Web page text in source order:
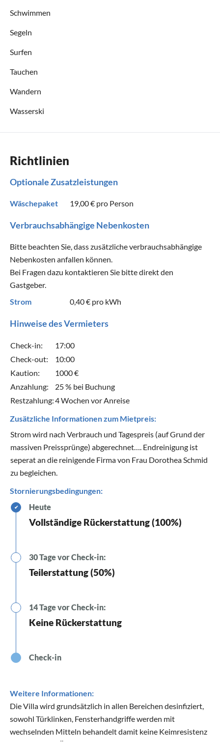
Schwimmen
Segeln
Surfen
Tauchen
Wandern
Wasserski
Richtlinien
Optionale Zusatzleistungen
Wäschepaket 19,00 € pro Person
Verbrauchsabhängige Nebenkosten
Bitte beachten Sie, dass zusätzliche verbrauchsabhängige
Nebenkosten anfallen können.
Bei Fragen dazu kontaktieren Sie bitte direkt den
Gastgeber.
Strom
0,40 € pro kWh
Hinweise des Vermieters
Check-in:
17:00
Check-out:
10:00
Kaution:
1000 €
Anzahlung:
25 % bei Buchung
Restzahlung:4 Wochen vor Anreise
Zusätzliche Informationen zum Mietpreis:
Strom wird nach Verbrauch und Tagespreis (auf Grund der
massiven Preissprünge) abgerechnet…. Endreinigung ist
seperat an die reinigende Firma von Frau Dorothea Schmid
zu begleichen.
Stornierungsbedingungen:
✔ Heute
Vollständige Rückerstattung (100%)
30 Tage vor Check-in:
Teilerstattung (50%)
14 Tage vor Check-in:
Keine Rückerstattung
Check-in
Weitere Informationen:
Die Villa wird grundsätzlich in allen Bereichen desinfiziert,
sowohl Türklinken, Fensterhandgriffe werden mit
wechselnden Mitteln behandelt damit keine Keimresistenz